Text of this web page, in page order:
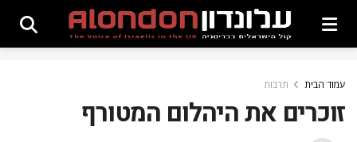
עמוד הבית תרבות
זוכרים את היהלום המטורף